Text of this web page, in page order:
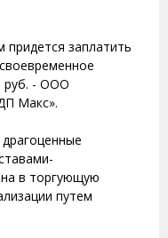
заплатить
руб. - ООО
Макс».
в торгующую
путем